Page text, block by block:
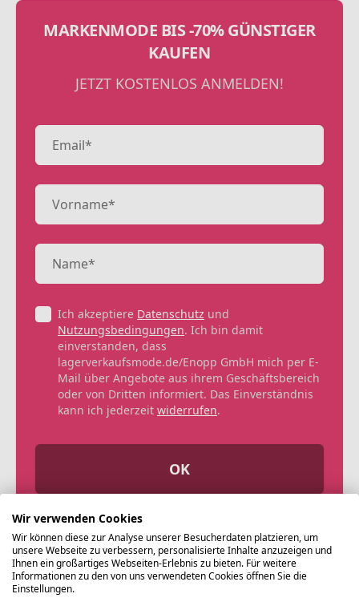
MARKENMODE BIS -70% GÜNSTIGER
KAUFEN
JETZT KOSTENLOS ANMELDEN!
Ich akzeptiere Datenschutz und
Nutzungsbedingungen. Ich bin damit
einverstanden, dass
lagerverkaufsmode.de/Enopp GmbH mich per E-
Mail über Angebote aus ihrem Geschäftsbereich
oder von Dritten informiert. Das Einverständnis
kann ich jederzeit widerrufen.
OK
Wir verwenden Cookies
Wir können diese zur Analyse unserer Besucherdaten platzieren, um
unsere Webseite zu verbessern, personalisierte Inhalte anzuzeigen und
Ihnen ein großartiges Webseiten-Erlebnis zu bieten. Für weitere
Informationen zu den von uns verwendeten Cookies öffnen Sie die
Einstellungen.